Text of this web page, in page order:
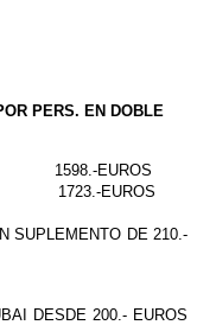
PERS. EN DOBLE
EUROS
EUROS
SUPLEMENTO DE 210.-
DESDE 200.- EUROS